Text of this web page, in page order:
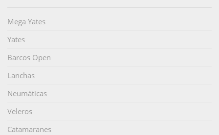
Mega Yates
Yates
Barcos Open
Lanchas
Neumáticas
Veleros
Catamaranes